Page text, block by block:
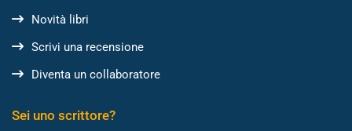
Novità libri
Scrivi una recensione
Diventa un collaboratore
Sei uno scrittore?